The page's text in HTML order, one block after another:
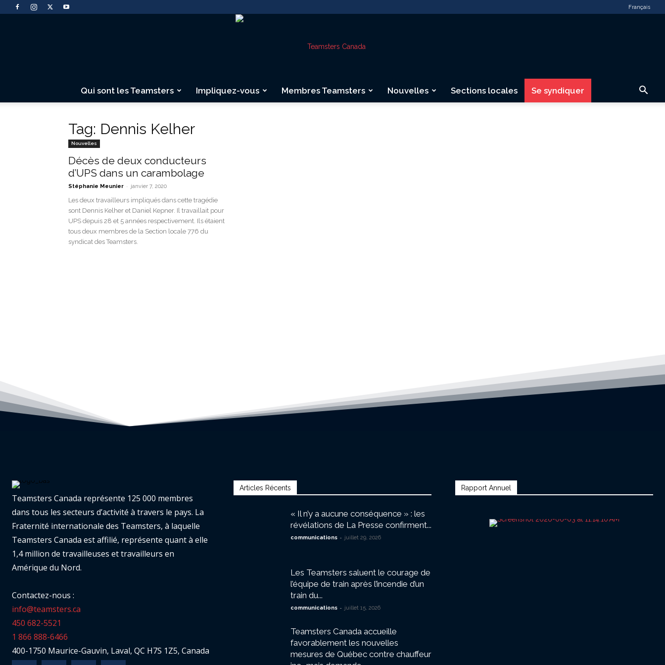
Français
Qui sont les Teamsters Impliquez-vous Membres Teamsters Nouvelles Sections locales Se syndiquer
Tag: Dennis Kelher
Nouvelles
Décès de deux conducteurs
d’UPS dans un carambolage
Stéphanie Meunier - janvier 7, 2020
Les deux travailleurs impliqués dans cette tragédie
sont Dennis Kelher et Daniel Kepner. Il travaillait pour
UPS depuis 28 et 5 années respectivement. Ils étaient
tous deux membres de la Section locale 776 du
syndicat des Teamsters.
Teamsters Canada représente 125 000 membres
dans tous les secteurs d’activité à travers le pays. La
Fraternité internationale des Teamsters, à laquelle
Teamsters Canada est affilié, représente quant à elle
1,4 million de travailleuses et travailleurs en
Amérique du Nord.
Contactez-nous :
info@teamsters.ca
450 682-5521
1 866 888-6466
400-1750 Maurice-Gauvin, Laval, QC H7S 1Z5, Canada
Articles Récents
« Il n’y a aucune conséquence » : les
révélations de La Presse confirment...
communications - juillet 29, 2026
Les Teamsters saluent le courage de
l’équipe de train après l’incendie d’un
train du...
communications - juillet 15, 2026
Teamsters Canada accueille
favorablement les nouvelles
mesures de Québec contre chauffeur
Rapport Annuel